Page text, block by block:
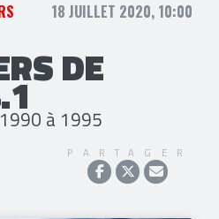
18 JUILLET 2020, 10:00
DE
à 1995
PARTAGER